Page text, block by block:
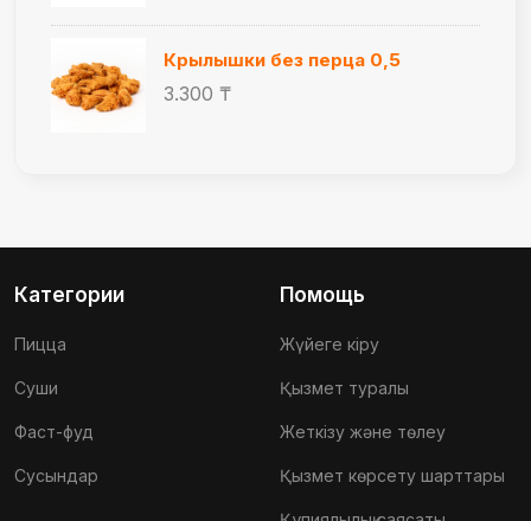
Крылышки без перца 0,5
3.300 ₸
Категории
Пицца
Суши
Фаст-фуд
Сусындар
Помощь
Жүйеге кіру
Қызмет туралы
Жеткізу және төлеу
Қызмет көрсету шарттары